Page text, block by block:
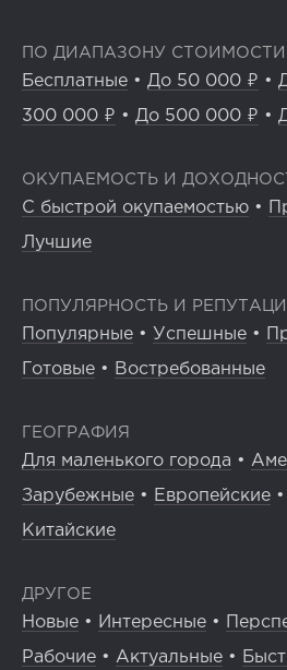
ПО ДИАПАЗОНУ СТОИМОСТИ
Бесплатные • До 50 000 ₽ •
300 000 ₽ • До 500 000 ₽ •
ОКУПАЕМОСТЬ И
С быстрой окупаемостью •
Лучшие
ПОПУЛЯРНОСТЬ И
Популярные • Успешные •
Готовые • Востребованные
ГЕОГРАФИЯ
Для маленького города •
Зарубежные • Европейские •
Китайские
ДРУГОЕ
Новые • Интересные •
Рабочие • Актуальные •